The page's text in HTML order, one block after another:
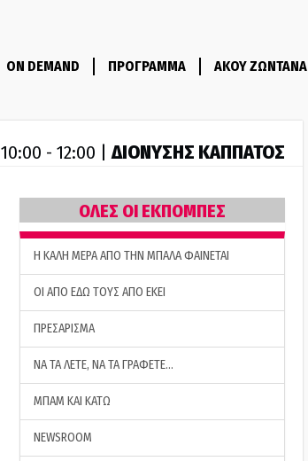
ON DEMAND ΠΡΟΓΡΑΜΜΑ ΑΚΟΥ ΖΩΝΤΑΝΑ
10:00 - 12:00 |ΔΙΟΝΥΣΗΣ ΚΑΠΠΑΤΟΣ
ΟΛΕΣ ΟΙ ΕΚΠΟΜΠΕΣ
H ΚΑΛΗ ΜΕΡΑ ΑΠΟ ΤΗΝ ΜΠΑΛΑ ΦΑΙΝΕΤΑΙ
ΟΙ ΑΠΟ ΕΔΩ ΤΟΥΣ ΑΠΟ ΕΚΕΙ
ΠΡΕΣΑΡΙΣΜΑ
ΝΑ ΤΑ ΛΕΤΕ, ΝΑ ΤΑ ΓΡΑΦΕΤΕ…
ΜΠΑΜ ΚΑΙ ΚΑΤΩ
NEWSROOM